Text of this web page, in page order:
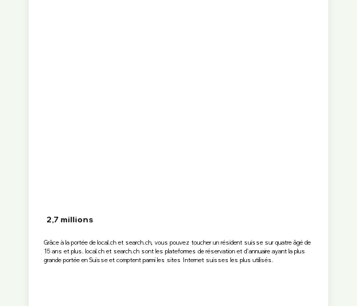
2,7 millions
Grâce à la portée de local.ch et search.ch, vous pouvez toucher un résident suisse sur quatre âgé de
15 ans et plus. local.ch et search.ch sont les plateformes de réservation et d'annuaire ayant la plus
grande portée en Suisse et comptent parmi les sites Internet suisses les plus utilisés.